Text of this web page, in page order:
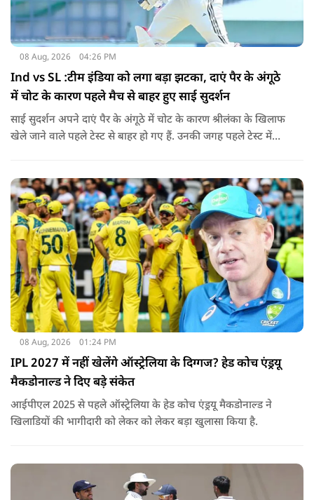
08 Aug, 2026 04:26 PM
Ind vs SL :टीम इंडिया को लगा बड़ा झटका, दाएं पैर के अंगूठे
में चोट के कारण पहले मैच से बाहर हुए साई सुदर्शन
साई सुदर्शन अपने दाएं पैर के अंगूठे में चोट के कारण श्रीलंका के खिलाफ
खेले जाने वाले पहले टेस्ट से बाहर हो गए हैं. उनकी जगह पहले टेस्ट में
08 Aug, 2026 01:24 PM
IPL 2027 में नहीं खेलेंगे ऑस्ट्रेलिया के दिग्गज? हेड कोच एंड्रयू
मैकडोनाल्ड ने दिए बड़े संकेत
आईपीएल 2025 से पहले ऑस्ट्रेलिया के हेड कोच एंड्रयू मैकडोनाल्ड ने
खिलाडियों की भागीदारी को लेकर को लेकर बड़ा खुलासा किया है.